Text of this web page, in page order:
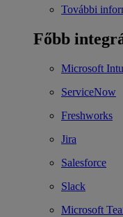
További
Főbb
Microsoft
ServiceNow
Freshworks
Jira
Salesforce
Slack
Microsoft